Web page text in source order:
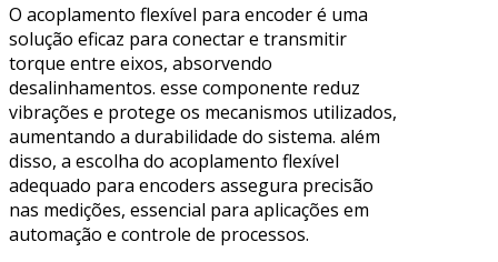
O acoplamento flexível para encoder é uma
solução eficaz para conectar e transmitir
torque entre eixos, absorvendo
desalinhamentos. esse componente reduz
vibrações e protege os mecanismos utilizados,
aumentando a durabilidade do sistema. além
disso, a escolha do acoplamento flexível
adequado para encoders assegura precisão
nas medições, essencial para aplicações em
automação e controle de processos.